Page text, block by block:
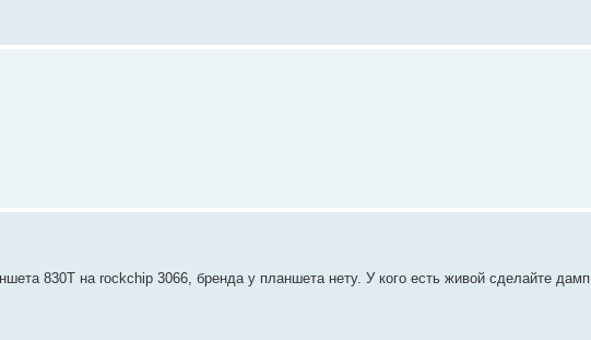
830T на rockchip 3066, бренда у планшета нету. У кого есть живой сделайте дамп